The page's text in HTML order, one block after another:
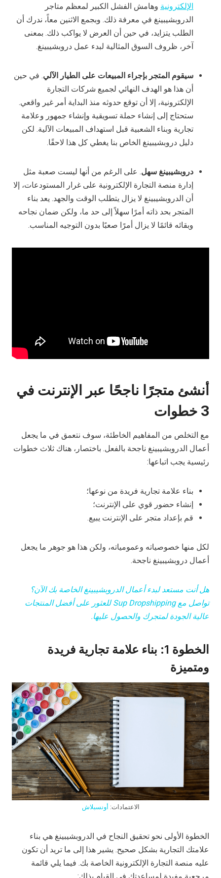
الإلكترونية وهامش الفشل الكبير لمعظم متاجر
الدروبشيبينغ في معرفة ذلك. وبجمع الاثنين معاً، ندرك أن
الطلب يتزايد، في حين أن العرض لا يواكب ذلك. بمعنى
آخر، ظروف السوق المثالية لبدء عمل دروبشيبينغ.
سيقوم المتجر بإجراء المبيعات على الطيار الآلي. في حين
أن هذا هو الهدف النهائي لجميع شركات التجارة
الإلكترونية، إلا أن توقع حدوثه منذ البداية أمر غير واقعي.
ستحتاج إلى إنشاء حملة تسويقية وإنشاء جمهور وعلامة
تجارية وبناء الشعبية قبل استهداف المبيعات الآلية. لكن
دليل دروبشيبينغ الخاص بنا يغطي كل هذا لاحقًا.
دروبشيبينغ سهل. على الرغم من أنها ليست صعبة مثل
إدارة منصة التجارة الإلكترونية على غرار المستودعات، إلا
أن الدروبشيبينغ لا يزال يتطلب الوقت والجهد. يعد بناء
المتجر بحد ذاته أمرًا سهلاً إلى حد ما، ولكن ضمان نجاحه
وبقائه قائمًا لا يزال أمرًا صعبًا بدون التوجيه المناسب.
أنشئ متجرًا ناجحًا عبر الإنترنت في
3 خطوات
مع التخلص من المفاهيم الخاطئة، سوف نتعمق في ما يجعل
أعمال الدروبشيبينغ ناجحة بالفعل. باختصار، هناك ثلاث خطوات
رئيسية يجب اتباعها:
بناء علامة تجارية فريدة من نوعها؛
إنشاء حضور قوي على الإنترنت؛
قم بإعداد متجر على الإنترنت يبيع.
لكل منها خصوصياته وعمومياته، ولكن هذا هو جوهر ما يجعل
أعمال دروبشيبينغ ناجحة.
هل أنت مستعد لبدء أعمال الدروبشيبينغ الخاصة بك الآن؟
تواصل مع Sup Dropshipping للعثور على أفضل المنتجات
عالية الجودة لمتجرك والحصول عليها.
الخطوة 1: بناء علامة تجارية فريدة
ومتميزة
الاعتمادات: أونسبلاش
الخطوة الأولى نحو تحقيق النجاح في الدروبشيبينغ هي بناء
علامتك التجارية بشكل صحيح. يشير هذا إلى ما تريد أن تكون
عليه منصة التجارة الإلكترونية الخاصة بك. فيما يلي قائمة